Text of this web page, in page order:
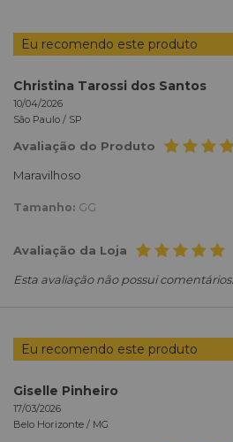
Eu recomendo este produto
Christina Tarossi dos Santos
10/04/2026
São Paulo / SP
Avaliação do Produto
Maravilhoso
Tamanho: GG
Avaliação da Loja
Esta avaliação não possui comentários.
Eu recomendo este produto
Giselle Pinheiro
17/03/2026
Belo Horizonte / MG